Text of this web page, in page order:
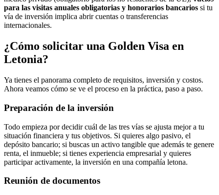
para las visitas anuales obligatorias y honorarios bancarios si tu
vía de inversión implica abrir cuentas o transferencias
internacionales.
¿Cómo solicitar una Golden Visa en
Letonia?
Ya tienes el panorama completo de requisitos, inversión y costos.
Ahora veamos cómo se ve el proceso en la práctica, paso a paso.
Preparación de la inversión
Todo empieza por decidir cuál de las tres vías se ajusta mejor a tu
situación financiera y tus objetivos. Si quieres algo pasivo, el
depósito bancario; si buscas un activo tangible que además te genere
renta, el inmueble; si tienes experiencia empresarial y quieres
participar activamente, la inversión en una compañía letona.
Reunión de documentos